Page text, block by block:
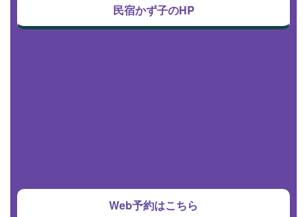
民宿かず子のHP
Web予約はこちら